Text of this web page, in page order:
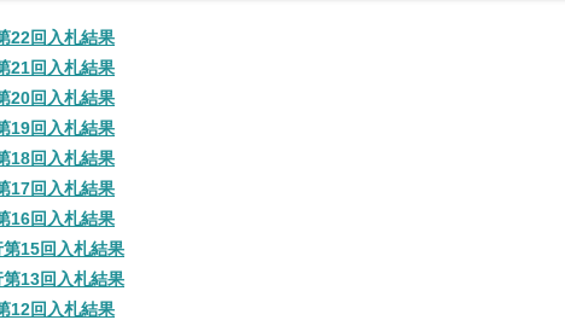
22回入札結果
21回入札結果
20回入札結果
19回入札結果
18回入札結果
17回入札結果
16回入札結果
15回入札結果
13回入札結果
12回入札結果